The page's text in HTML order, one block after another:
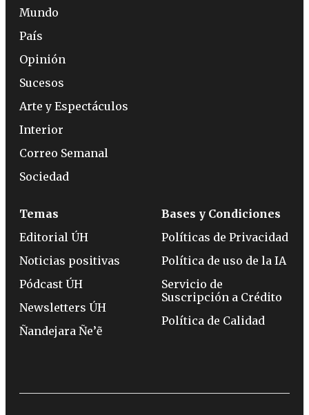
Mundo
País
Opinión
Sucesos
Arte y Espectáculos
Interior
Correo Semanal
Sociedad
Temas
Editorial ÚH
Noticias positivas
Pódcast ÚH
Newsletters ÚH
Ñandejara Ñe’ẽ
Bases y Condiciones
Políticas de Privacidad
Política de uso de la IA
Servicio de
Suscripción a Crédito
Política de Calidad